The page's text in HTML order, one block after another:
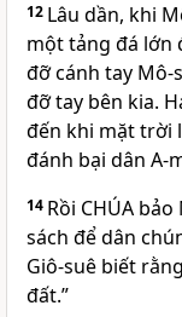
12 Lâu dần, khi
một tảng đá lớn
đỡ cánh tay Mô-
đỡ tay bên kia.
đến khi mặt trời
đánh bại dân A-
14 Rồi CHÚA
sách để dân
Giô-suê biết
đất.”